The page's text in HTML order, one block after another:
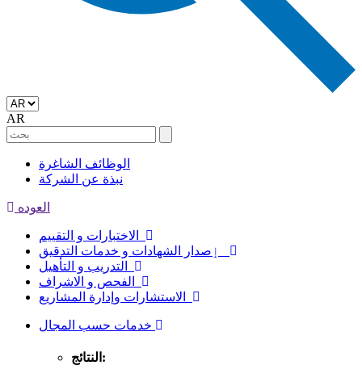
AR
الوظائف الشاغرة
نبذة عن الشركة
العوده
النتائج: